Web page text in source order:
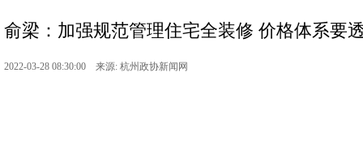
俞梁：加强规范管理住宅全装修 价格体系要
2022-03-28 08:30:00 来源: 杭州政协新闻网